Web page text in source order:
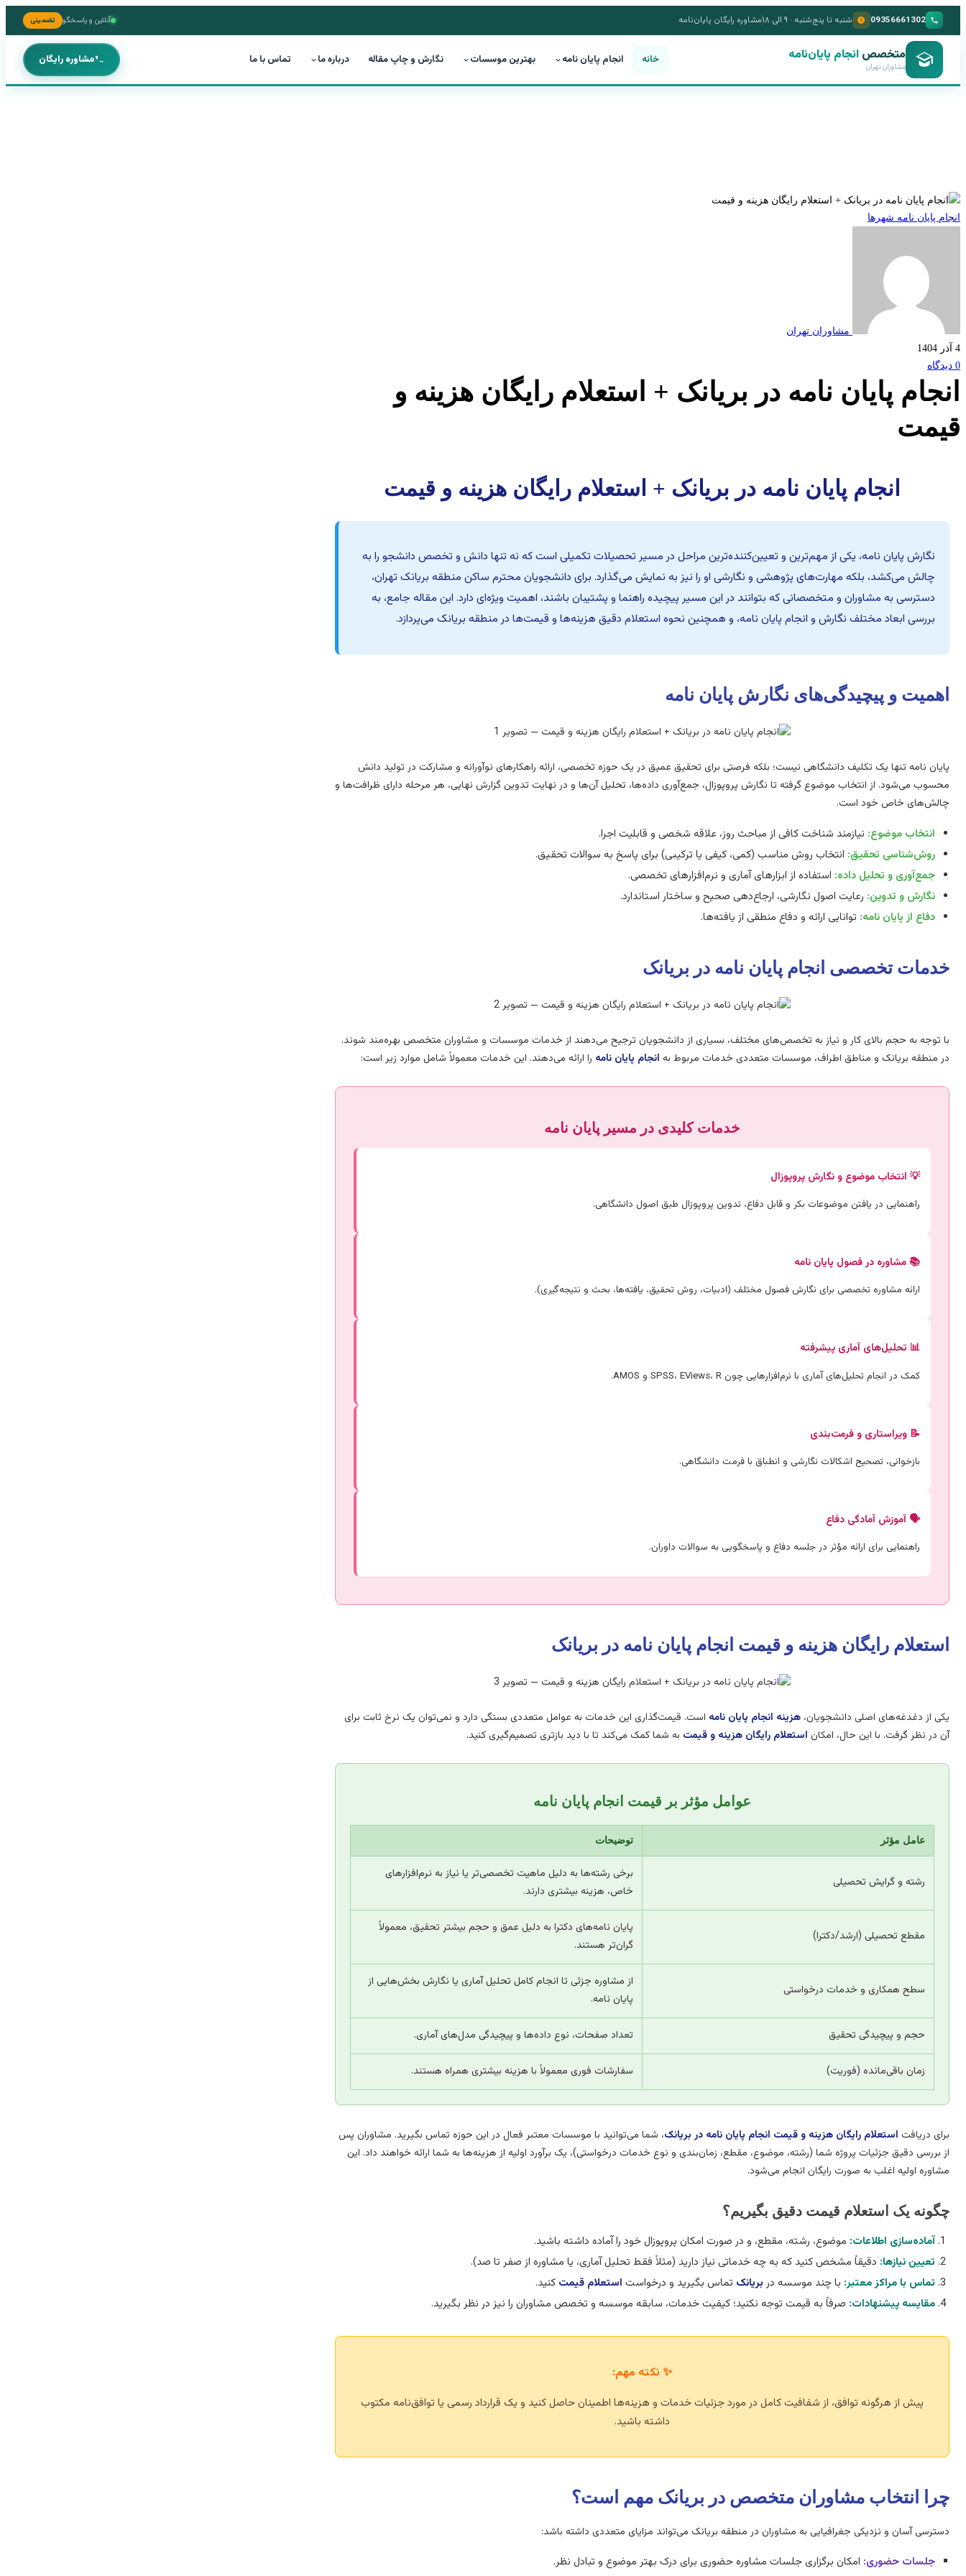
09356661302 شنبه تا پنج‌شنبه · ۹ الی ۱۸ مشاوره رایگان پایان‌نامه آنلاین و پاسخگو تضمینی
متخصص انجام پایان‌نامه
مشاوران تهران خانه انجام پایان نامه بهترین موسسات نگارش و چاپ مقاله درباره ما تماس با ما مشاوره رایگان
انجام
نامه
بریانک
+
استعلام
رایگان
قیمت
انجام پایان نامه شهرها
مشاوران تهران
4 آذر 1404
0 دیدگاه
انجام پایان نامه در بریانک + استعلام رایگان هزینه و
قیمت
انجام پایان نامه در بریانک + استعلام رایگان هزینه و قیمت
نگارش پایان نامه، یکی از مهم‌ترین و تعیین‌کننده‌ترین مراحل در مسیر تحصیلات تکمیلی است که نه تنها دانش و تخصص دانشجو را به
چالش می‌کشد، بلکه مهارت‌های پژوهشی و نگارشی او را نیز به نمایش می‌گذارد. برای دانشجویان محترم ساکن منطقه بریانک تهران،
دسترسی به مشاوران و متخصصانی که بتوانند در این مسیر پیچیده راهنما و پشتیبان باشند، اهمیت ویژه‌ای دارد. این مقاله جامع، به
بررسی ابعاد مختلف نگارش و انجام پایان نامه، و همچنین نحوه استعلام دقیق هزینه‌ها و قیمت‌ها در منطقه بریانک می‌پردازد.
اهمیت و پیچیدگی‌های نگارش پایان نامه
پایان نامه تنها یک تکلیف دانشگاهی نیست؛ بلکه فرصتی برای تحقیق عمیق در یک حوزه تخصصی، ارائه راهکارهای نوآورانه و مشارکت در تولید دانش
محسوب می‌شود. از انتخاب موضوع گرفته تا نگارش پروپوزال، جمع‌آوری داده‌ها، تحلیل آن‌ها و در نهایت تدوین گزارش نهایی، هر مرحله دارای ظرافت‌ها و
چالش‌های خاص خود است.
انتخاب موضوع: نیازمند شناخت کافی از مباحث روز، علاقه شخصی و قابلیت اجرا.
روش‌شناسی تحقیق: انتخاب روش مناسب (کمی، کیفی یا ترکیبی) برای پاسخ به سوالات تحقیق.
جمع‌آوری و تحلیل داده: استفاده از ابزارهای آماری و نرم‌افزارهای تخصصی.
نگارش و تدوین: رعایت اصول نگارشی، ارجاع‌دهی صحیح و ساختار استاندارد.
دفاع از پایان نامه: توانایی ارائه و دفاع منطقی از یافته‌ها.
خدمات تخصصی انجام پایان نامه در بریانک
با توجه به حجم بالای کار و نیاز به تخصص‌های مختلف، بسیاری از دانشجویان ترجیح می‌دهند از خدمات موسسات و مشاوران متخصص بهره‌مند شوند.
در منطقه بریانک و مناطق اطراف، موسسات متعددی خدمات مربوط به انجام پایان نامه را ارائه می‌دهند. این خدمات معمولاً شامل موارد زیر است:
خدمات کلیدی در مسیر پایان نامه
💡 انتخاب موضوع و نگارش پروپوزال
راهنمایی در یافتن موضوعات بکر و قابل دفاع، تدوین پروپوزال طبق اصول دانشگاهی.
📚 مشاوره در فصول پایان نامه
ارائه مشاوره تخصصی برای نگارش فصول مختلف (ادبیات، روش تحقیق، یافته‌ها، بحث و نتیجه‌گیری).
📊 تحلیل‌های آماری پیشرفته
کمک در انجام تحلیل‌های آماری با نرم‌افزارهایی چون SPSS، EViews، R و AMOS.
📝 ویراستاری و فرمت‌بندی
بازخوانی، تصحیح اشکالات نگارشی و انطباق با فرمت دانشگاهی.
🗣️ آموزش آمادگی دفاع
راهنمایی برای ارائه مؤثر در جلسه دفاع و پاسخگویی به سوالات داوران.
استعلام رایگان هزینه و قیمت انجام پایان نامه در بریانک
یکی از دغدغه‌های اصلی دانشجویان، هزینه انجام پایان نامه است. قیمت‌گذاری این خدمات به عوامل متعددی بستگی دارد و نمی‌توان یک نرخ ثابت برای
آن در نظر گرفت. با این حال، امکان استعلام رایگان هزینه و قیمت به شما کمک می‌کند تا با دید بازتری تصمیم‌گیری کنید.
عوامل مؤثر بر قیمت انجام پایان نامه
عامل مؤثر توضیحات
رشته و گرایش تحصیلی
برخی رشته‌ها به دلیل ماهیت تخصصی‌تر یا نیاز به نرم‌افزارهای
خاص، هزینه بیشتری دارند.
مقطع تحصیلی (ارشد/دکترا)
پایان نامه‌های دکترا به دلیل عمق و حجم بیشتر تحقیق، معمولاً
گران‌تر هستند.
سطح همکاری و خدمات درخواستی
از مشاوره جزئی تا انجام کامل تحلیل آماری یا نگارش بخش‌هایی از
پایان نامه.
حجم و پیچیدگی تحقیق تعداد صفحات، نوع داده‌ها و پیچیدگی مدل‌های آماری.
زمان باقی‌مانده (فوریت) سفارشات فوری معمولاً با هزینه بیشتری همراه هستند.
برای دریافت استعلام رایگان هزینه و قیمت انجام پایان نامه در بریانک، شما می‌توانید با موسسات معتبر فعال در این حوزه تماس بگیرید. مشاوران پس
از بررسی دقیق جزئیات پروژه شما (رشته، موضوع، مقطع، زمان‌بندی و نوع خدمات درخواستی)، یک برآورد اولیه از هزینه‌ها به شما ارائه خواهند داد. این
مشاوره اولیه اغلب به صورت رایگان انجام می‌شود.
چگونه یک استعلام قیمت دقیق بگیریم؟
آماده‌سازی اطلاعات: موضوع، رشته، مقطع، و در صورت امکان پروپوزال خود را آماده داشته باشید.
تعیین نیازها: دقیقاً مشخص کنید که به چه خدماتی نیاز دارید (مثلاً فقط تحلیل آماری، یا مشاوره از صفر تا صد).
تماس با مراکز معتبر: با چند موسسه دربریانک تماس بگیرید و درخواست استعلام قیمت کنید.
مقایسه پیشنهادات: صرفاً به قیمت توجه نکنید؛ کیفیت خدمات، سابقه موسسه و تخصص مشاوران را نیز در نظر بگیرید.
✨ نکته مهم:
پیش از هرگونه توافق، از شفافیت کامل در مورد جزئیات خدمات و هزینه‌ها اطمینان حاصل کنید و یک قرارداد رسمی یا توافق‌نامه مکتوب
داشته باشید.
چرا انتخاب مشاوران متخصص در بریانک مهم است؟
دسترسی آسان و نزدیکی جغرافیایی به مشاوران در منطقه بریانک می‌تواند مزایای متعددی داشته باشد:
جلسات حضوری: امکان برگزاری جلسات مشاوره حضوری برای درک بهتر موضوع و تبادل نظر.